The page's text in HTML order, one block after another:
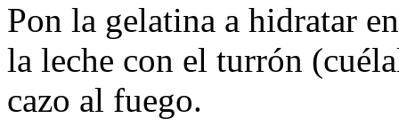
Pon la gelatina a hidratar
la leche con el turrón
cazo al fuego.